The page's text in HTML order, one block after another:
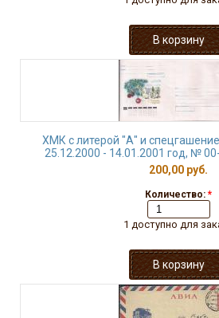
ХМК с литерой "А" и
25.12.2000 - 14.01.2001 год, №
200,00 руб.
Количество: *
1 доступно для